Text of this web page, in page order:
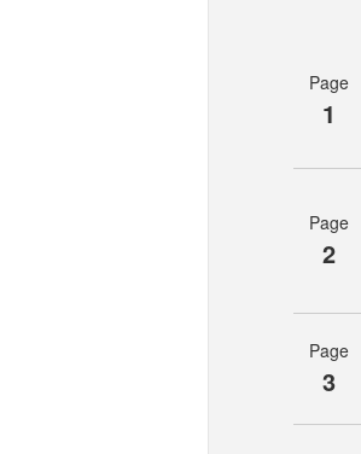
Page
1
Page
2
Page
3